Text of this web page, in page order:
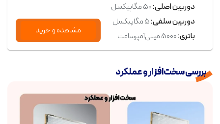
دوربین اصلی:50 مگاپیکسل
دوربین سلفی:5 مگاپیکسل
باتری:5000 میلی‌آمپرساعت مشاهده و خرید
بررسی سخت‌افزار و عملکرد